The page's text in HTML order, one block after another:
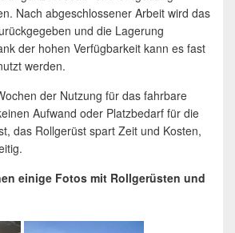
Nach abgeschlossener Arbeit wird das
und die Lagerung
der hohen Verfügbarkeit kann es fast
werden.
der Nutzung für das fahrbare
Aufwand oder Platzbedarf für die
das Rollgerüst spart Zeit und Kosten,
einige Fotos mit Rollgerüsten und